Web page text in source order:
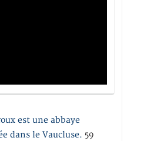
est une abbaye
dans le Vaucluse. 59